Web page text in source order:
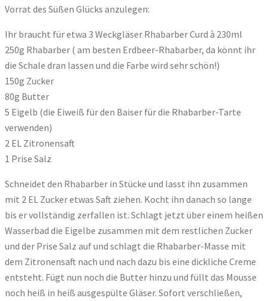
Vorrat des Süßen Glücks anzulegen:
Ihr braucht für etwa 3 Weckgläser Rhabarber Curd à 230ml
250g Rhabarber ( am besten Erdbeer-Rhabarber, da könnt ihr
die Schale dran lassen und die Farbe wird sehr schön!)
150g Zucker
80g Butter
5 Eigelb (die Eiweiß für den Baiser für die Rhabarber-Tarte
verwenden)
2 EL Zitronensaft
1 Prise Salz
Schneidet den Rhabarber in Stücke und lasst ihn zusammen
mit 2 EL Zucker etwas Saft ziehen. Kocht ihn danach so lange
bis er vollständig zerfallen ist. Schlagt jetzt über einem heißen
Wasserbad die Eigelbe zusammen mit dem restlichen Zucker
und der Prise Salz auf und schlagt die Rhabarber-Masse mit
dem Zitronensaft nach und nach dazu bis eine dickliche Creme
entsteht. Fügt nun noch die Butter hinzu und füllt das Mousse
noch heiß in heiß ausgespülte Gläser. Sofort verschließen,